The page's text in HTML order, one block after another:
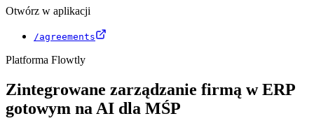
Otwórz w aplikacji
/agreements
Platforma Flowtly
Zintegrowane zarządzanie firmą w ERP
gotowym na AI dla MŚP